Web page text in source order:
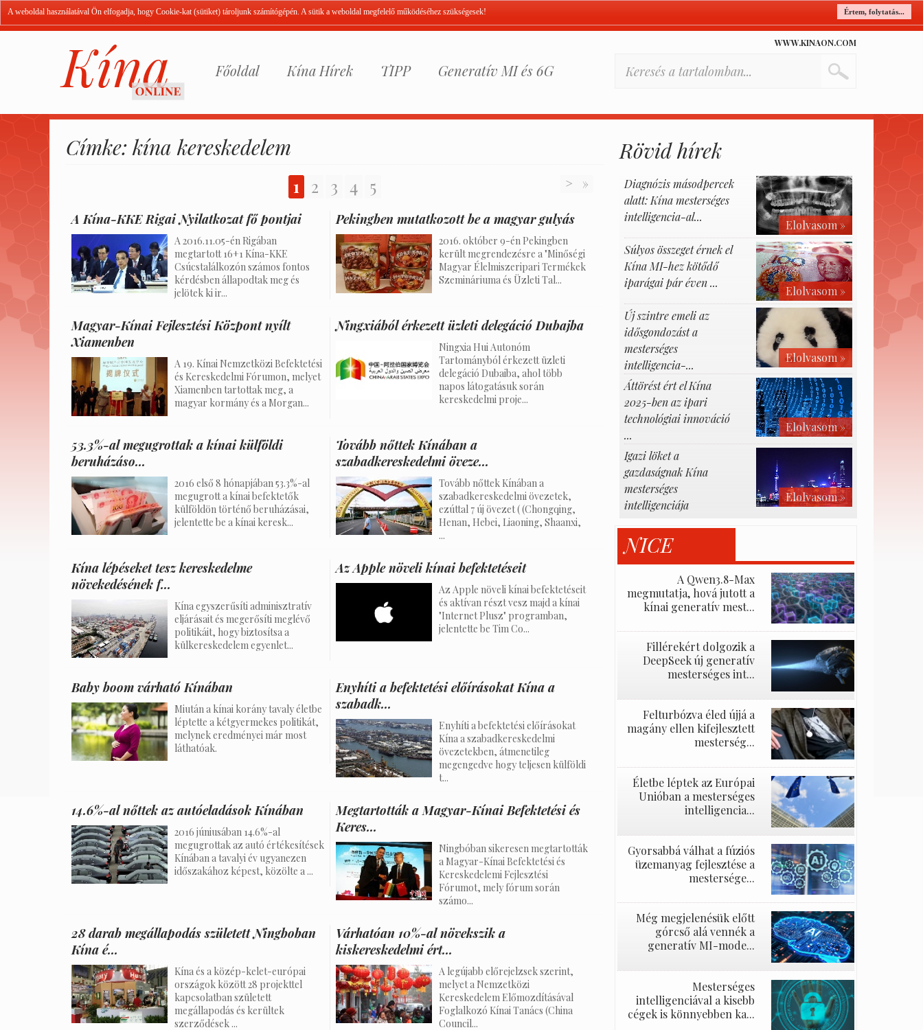
A weboldal használatával Ön elfogadja, hogy Cookie-kat (sütiket) tároljunk számítógépén. A sütik a weboldal megfelelő működéséhez szükségesek! Értem, folytatás...
Főoldal Kína Hírek TIPP Generatív MI és 6G
WWW.KINAON.COM
Címke: kína kereskedelem
1 2 3 4 5 > »
A Kína-KKE Rigai Nyilatkozat fő pontjai
A 2016.11.05-én Rigában
megtartott 16+1 Kína-KKE
Csúcstalálkozón számos fontos
kérdésben állapodtak meg és
jelötek ki ir...
Pekingben mutatkozott be a magyar gulyás
2016. október 9-én Pekingben
került megrendezésre a "Minőségi
Magyar Élelmiszeripari Termékek
Szemináriuma és Üzleti Tal...
Magyar-Kínai Fejlesztési Központ nyílt
Xiamenben
A 19. Kínai Nemzetközi Befektetési
és Kereskedelmi Fórumon, melyet
Xiamenben tartottak meg, a
magyar kormány és a Morgan...
Ningxiából érkezett üzleti delegáció Dubajba
Ningxia Hui Autonóm
Tartományból érkezett üzleti
delegáció Dubaiba, ahol több
napos látogatásuk során
kereskedelmi proje...
53.3%-al megugrottak a kínai külföldi
beruházáso...
2016 első 8 hónapjában 53.3%-al
megugrott a kínai befektetők
külföldön történő beruházásai,
jelentette be a kínai keresk...
Tovább nőttek Kínában a
szabadkereskedelmi öveze...
Tovább nőttek Kínában a
szabadkereskedelmi övezetek,
ezúttal 7 új övezet ( (Chongqing,
Henan, Hebei, Liaoning, Shaanxi,
...
Kína lépéseket tesz kereskedelme
növekedésének f...
Kína egyszerűsíti adminisztratív
eljárásait és megerősíti meglévő
politikáit, hogy biztosítsa a
külkereskedelem egyenlet...
Az Apple növeli kínai befektetéseit
Az Apple növeli kínai befektetéseit
és aktívan részt vesz majd a kínai
"Internet Plusz" programban,
jelentette be Tim Co...
Baby boom várható Kínában
Miután a kínai korány tavaly életbe
léptette a kétgyermekes politikát,
melynek eredményei már most
láthatóak.
Enyhíti a befektetési előírásokat Kína a
szabadk...
Enyhíti a befektetési előírásokat
Kína a szabadkereskedelmi
övezetekben, átmenetileg
megengedve hogy teljesen külföldi
t...
14.6%-al nőttek az autóeladások Kínában
2016 júniusában 14.6%-al
megugrottak az autó értékesítések
Kínában a tavalyi év ugyanezen
időszakához képest, közölte a ...
Megtartották a Magyar-Kínai Befektetési és
Keres...
Ningbóban sikeresen megtartották
a Magyar-Kínai Befektetési és
Kereskedelemi Fejlesztési
Fórumot, mely fórum során
számo...
28 darab megállapodás született Ningboban
Kína é...
Kína és a közép-kelet-európai
országok között 28 projekttel
kapcsolatban született
megállapodás és kerültek
szerződések ...
Várhatóan 10%-al növekszik a
kiskereskedelmi ért...
A legújabb előrejelzsek szerint,
melyet a Nemzetközi
Kereskedelem Előmozdításával
Foglalkozó Kínai Tanács (China
Council...
Rövid hírek
Elolvasom »
Diagnózis másodpercek
alatt: Kína mesterséges
intelligencia-al...
Elolvasom »
Súlyos összeget érnek el
Kína MI-hez kötődő
iparágai pár éven ...
Elolvasom »
Új szintre emeli az
idősgondozást a
mesterséges
intelligencia-...
Elolvasom »
Áttörést ért el Kína
2025-ben az ipari
technológiai innováció
...
Elolvasom »
Igazi löket a
gazdaságnak Kína
mesterséges
intelligenciája
NICE
A Qwen3.8-Max
megmutatja, hová jutott a
kínai generatív mest...
Fillérekért dolgozik a
DeepSeek új generatív
mesterséges int...
Felturbózva éled újjá a
magány ellen kifejlesztett
mesterség...
Életbe léptek az Európai
Unióban a mesterséges
intelligencia...
Gyorsabbá válhat a fúziós
üzemanyag fejlesztése a
mestersége...
Még megjelenésük előtt
górcső alá vennék a
generatív MI-mode...
Mesterséges
intelligenciával a kisebb
cégek is könnyebben ka...